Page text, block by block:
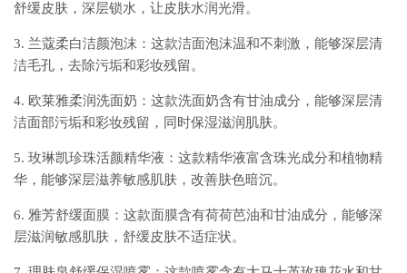
舒缓皮肤，深层锁水，让皮肤水润光滑。
3. 兰蔻柔白洁颜泡沫：这款洁面泡沫温和不刺激，能够深层清
洁毛孔，去除污垢和彩妆残留。
4. 欧莱雅柔润洗面奶：这款洗面奶含有甘油成分，能够深层清
洁面部污垢和彩妆残留，同时保湿滋润肌肤。
5. 玫琳凯珍珠活颜精华液：这款精华液富含珠光成分和植物精
华，能够深层滋养敏感肌肤，改善肤色暗沉。
6. 雅芳舒缓面膜：这款面膜含有荷荷芭油和甘油成分，能够深
层滋润敏感肌肤，舒缓皮肤不适症状。